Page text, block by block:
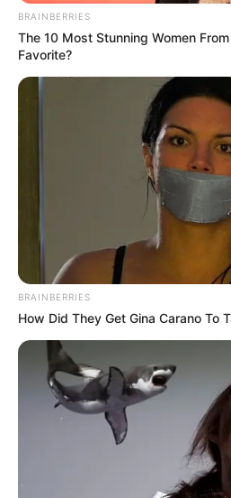
Gémeaux avant de
dix numéros Keno!
1/ Prenez le temps
vous feriez avec une
d’argent.
2/ Pensez partage et
bonnes pensées
3/ Prenez les
viennent (même s’ils
pas) et ne faites
LIRE LA
BRAINBERRIES
The 10 Most Stunning Women
Favorite?
BRAINBERRIES
How Did They Get Gina Carano To